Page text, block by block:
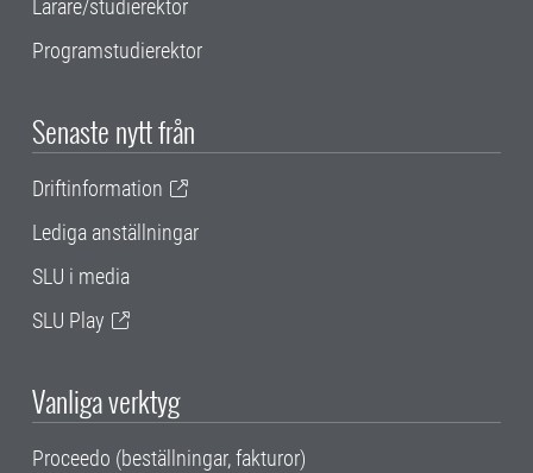
Lärare/studierektor
Programstudierektor
Senaste nytt från
Driftinformation
Lediga anställningar
SLU i media
SLU Play
Vanliga verktyg
Proceedo (beställningar, fakturor)